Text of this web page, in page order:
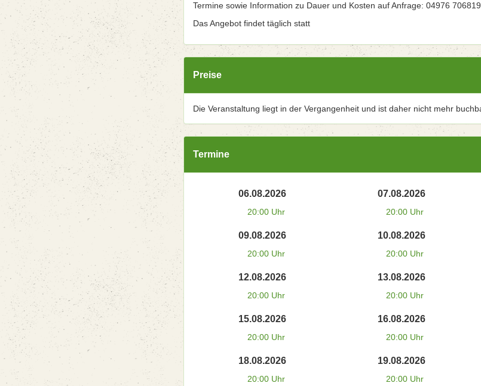
Termine sowie Information zu Dauer und Kosten auf Anfrage: 04976 706819.
Das Angebot findet täglich statt
Preise
Die Veranstaltung liegt in der Vergangenheit und ist daher nicht mehr
Termine
06.08.2026
20:00 Uhr
07.08.2026
20:00 Uhr
09.08.2026
20:00 Uhr
10.08.2026
20:00 Uhr
12.08.2026
20:00 Uhr
13.08.2026
20:00 Uhr
15.08.2026
20:00 Uhr
16.08.2026
20:00 Uhr
18.08.2026
20:00 Uhr
19.08.2026
20:00 Uhr